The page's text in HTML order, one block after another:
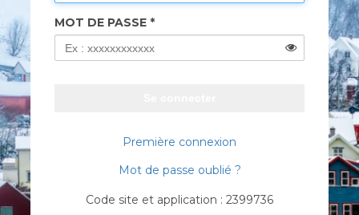
MOT DE PASSE
Première connexion
Mot de passe oublié ?
Code site et application : 2399736